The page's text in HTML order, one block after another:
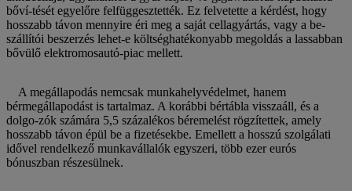
bőví-tését egyelőre felfüggesztették. Ez felvetette a kérdést, hogy
hosszabb távon mennyire éri meg a saját cellagyártás, vagy a be-
szállítói beszerzés lehet-e költséghatékonyabb megoldás a lassabban
bővülő elektromosautó-piac mellett.
A megállapodás nemcsak munkahelyvédelmet, hanem
bérmegállapodást is tartalmaz. A korábbi bértábla visszaáll, és a
dolgo-zók számára 5,5 százalékos béremelést rögzítettek, amely
hosszabb távon épül be a fizetésekbe. Emellett a hosszú szolgálati
idővel rendelkező munkavállalók egyszeri, több ezer eurós
bónuszban részesülnek.